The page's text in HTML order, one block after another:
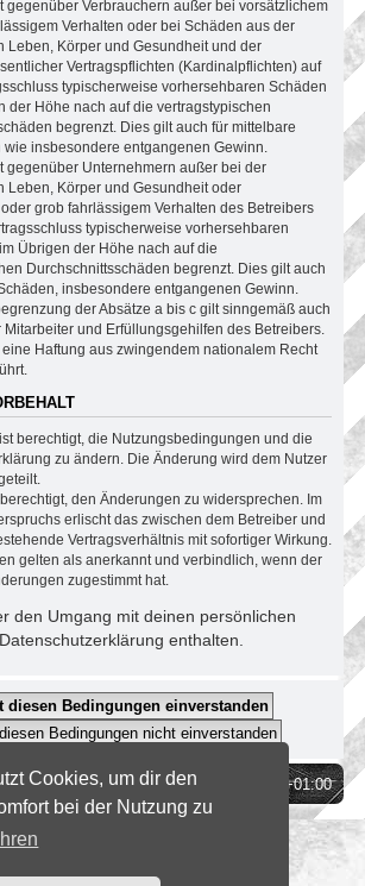
Cookies, um dir den
bei der Nutzung zu
gegenüber Verbrauchern außer bei vorsätzlichem
Verhalten oder bei Schäden aus der
Leben, Körper und Gesundheit und der
Vertragspflichten (Kardinalpflichten) auf
typischerweise vorhersehbaren Schäden
der Höhe nach auf die vertragstypischen
begrenzt. Dies gilt auch für mittelbare
wie insbesondere entgangenen Gewinn.
gegenüber Unternehmern außer bei der
Leben, Körper und Gesundheit oder
grob fahrlässigem Verhalten des Betreibers
typischerweise vorhersehbaren
Übrigen der Höhe nach auf die
Durchschnittsschäden begrenzt. Dies gilt auch
insbesondere entgangenen Gewinn.
der Absätze a bis c gilt sinngemäß auch
Mitarbeiter und Erfüllungsgehilfen des Betreibers.
Haftung aus zwingendem nationalem Recht
berechtigt, die Nutzungsbedingungen und die
zu ändern. Die Änderung wird dem Nutzer
den Änderungen zu widersprechen. Im
erlischt das zwischen dem Betreiber und
Vertragsverhältnis mit sofortiger Wirkung.
gelten als anerkannt und verbindlich, wenn der
zugestimmt hat.
den Umgang mit deinen persönlichen
enthalten.
Alle Zeiten sind UTC+01:00
*SE Gamer Style by